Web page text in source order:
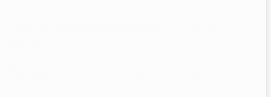
laděnými
pro:
rukavice